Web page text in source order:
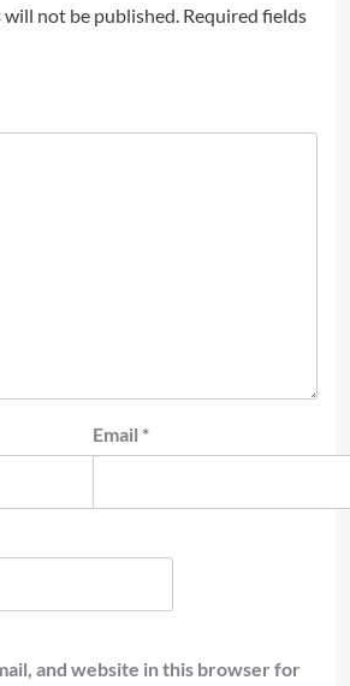
will not be published. Required fields
Email *
and website in this browser for